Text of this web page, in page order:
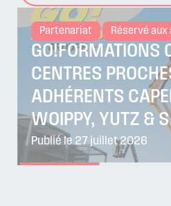
Partenariat Réservé
GO!FORMATIONS
CENTRES
ADHÉRENTS
WOIPPY, YUTZ &
Publié le 27 juillet 2026